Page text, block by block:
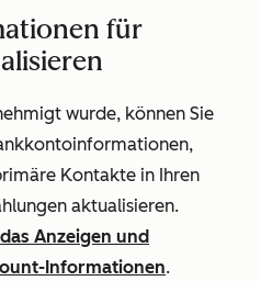
für
wurde, können Sie
Kontakte in Ihren
aktualisieren.
das Anzeigen und
Informationen.